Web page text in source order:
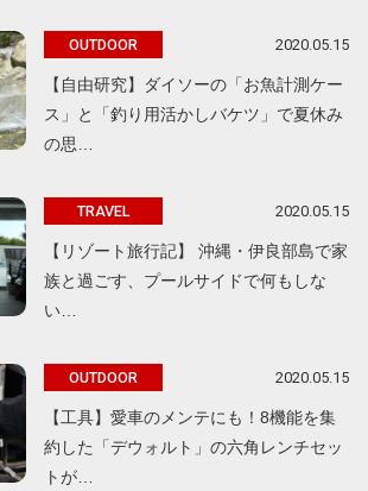
OUTDOOR 2020.05.15
【自由研究】ダイソーの「お魚計測ケー
ス」と「釣り用活かしバケツ」で夏休み
の思…
TRAVEL 2020.05.15
【リゾート旅行記】 沖縄・伊良部島で家
族と過ごす、プールサイドで何もしな
い…
OUTDOOR 2020.05.15
【工具】愛車のメンテにも！8機能を集
約した「デウォルト」の六角レンチセッ
トが…